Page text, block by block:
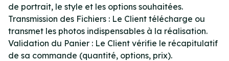
de portrait, le style et les options souhaitées.
Transmission des Fichiers : Le Client télécharge ou
transmet les photos indispensables à la réalisation.
Validation du Panier : Le Client vérifie le récapitulatif
de sa commande (quantité, options, prix).